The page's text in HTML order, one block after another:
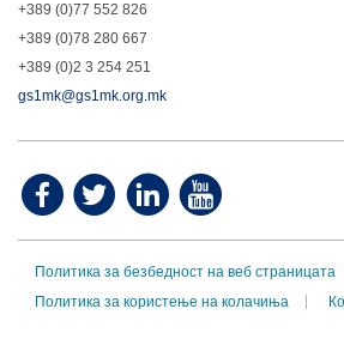
+389 (0)77 552 826
+389 (0)78 280 667
+389 (0)2 3 254 251
gs1mk@gs1mk.org.mk
Политика за безбедност на веб страницата
Политика за користење на колачиња